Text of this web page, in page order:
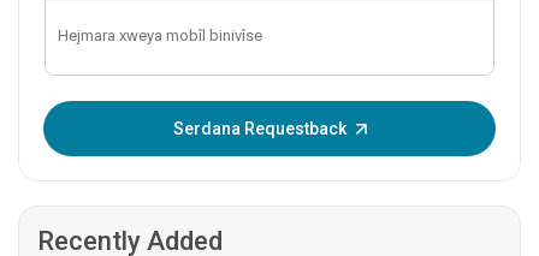
Serdana Requestback
Recently Added